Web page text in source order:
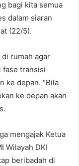
bagi kita semua
dalam siaran
(22/5).
rumah agar
fase transisi
ke depan. “Bila
ke depan akan
mengajak Ketua
Wilayah DKI
beribadah di